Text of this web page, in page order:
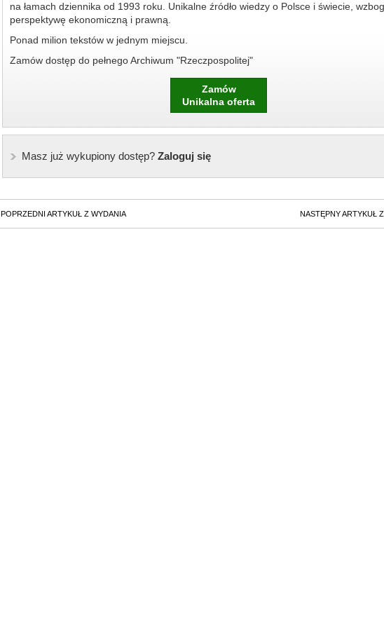
na łamach dziennika od 1993 roku. Unikalne źródło wiedzy o Polsce i świecie,
perspektywę ekonomiczną i prawną.
Ponad milion tekstów w jednym miejscu.
Zamów dostęp do pełnego Archiwum "Rzeczpospolitej"
Zamów
Unikalna oferta
Masz już wykupiony dostęp?Zaloguj się
POPRZEDNI ARTYKUŁ Z WYDANIA NASTĘPNY ARTYKUŁ